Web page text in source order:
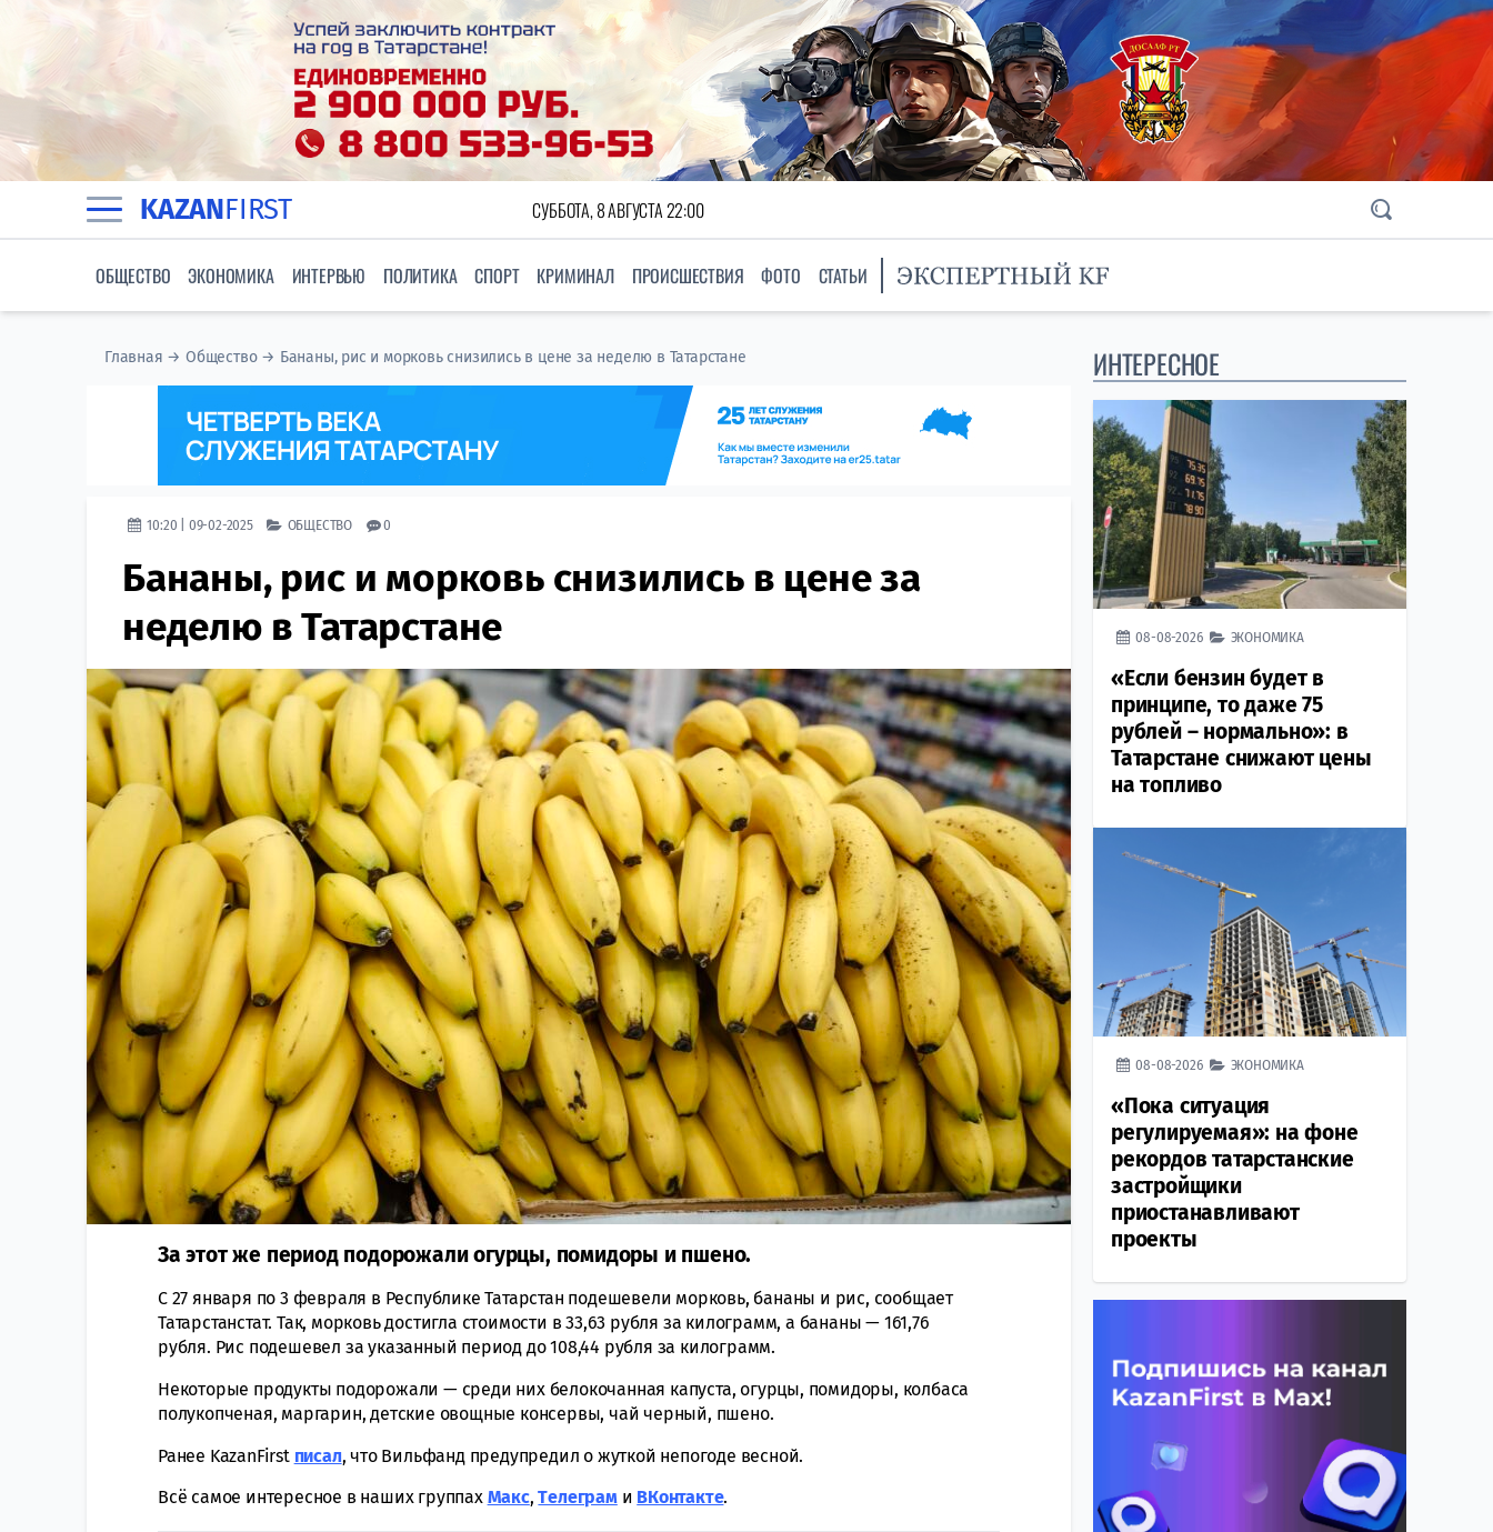
KAZANFIRST СУББОТА, 8 АВГУСТА 22:00
ОБЩЕСТВО ЭКОНОМИКА ИНТЕРВЬЮ ПОЛИТИКА СПОРТ КРИМИНАЛ ПРОИСШЕСТВИЯ ФОТО СТАТЬИ
Главная →Общество→ Бананы, рис и морковь снизились в цене за неделю в Татарстане
10:20 | 09-02-2025 ОБЩЕСТВО 0
Бананы, рис и морковь снизились в цене за
неделю в Татарстане
За этот же период подорожали огурцы, помидоры и пшено.
С 27 января по 3 февраля в Республике Татарстан подешевели морковь, бананы и рис, сообщает
Татарстанстат. Так, морковь достигла стоимости в 33,63 рубля за килограмм, а бананы — 161,76
рубля. Рис подешевел за указанный период до 108,44 рубля за килограмм.
Некоторые продукты подорожали — среди них белокочанная капуста, огурцы, помидоры, колбаса
полукопченая, маргарин, детские овощные консервы, чай черный, пшено.
Ранее KazanFirst писал, что Вильфанд предупредил о жуткой непогоде весной.
Всё самое интересное в наших группах Макс,Tелеграми ВКонтакте.
ИНТЕРЕСНОЕ
08-08-2026 ЭКОНОМИКА
«Если бензин будет в
принципе, то даже 75
рублей – нормально»: в
Татарстане снижают цены
на топливо
08-08-2026 ЭКОНОМИКА
«Пока ситуация
регулируемая»: на фоне
рекордов татарстанские
застройщики
приостанавливают
проекты